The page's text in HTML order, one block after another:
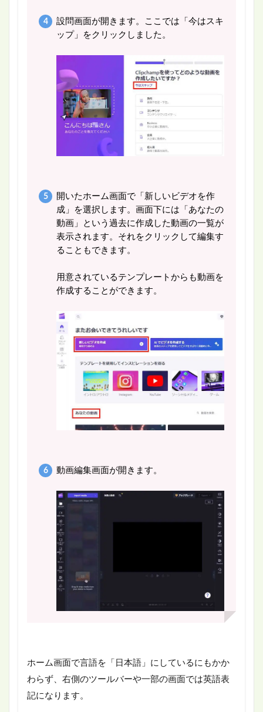
設問画面が開きます。ここでは「今はスキ
ップ」をクリックしました。
開いたホーム画面で「新しいビデオを作
成」を選択します。画面下には「あなたの
動画」という過去に作成した動画の一覧が
表示されます。それをクリックして編集す
ることもできます。
用意されているテンプレートからも動画を
作成することができます。
動画編集画面が開きます。
ホーム画面で言語を「日本語」にしているにもかか
わらず、右側のツールバーや一部の画面では英語表
記になります。